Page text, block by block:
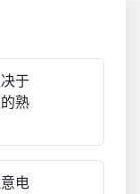
于
熟
电